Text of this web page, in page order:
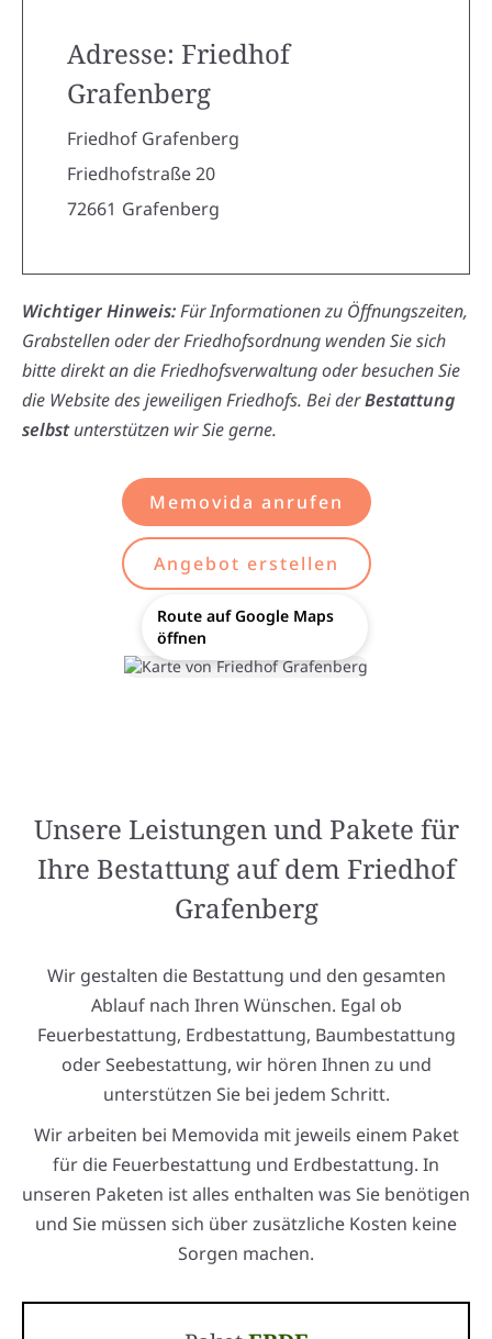
Adresse: Friedhof
Grafenberg
Friedhof Grafenberg
Friedhofstraße 20
72661 Grafenberg
Wichtiger Hinweis:Für Informationen zu Öffnungszeiten,
Grabstellen oder der Friedhofsordnung wenden Sie sich
bitte direkt an die Friedhofsverwaltung oder besuchen Sie
die Website des jeweiligen Friedhofs. Bei derBestattung
selbstunterstützen wir Sie gerne.
Memovida anrufen
Angebot erstellen
Route auf Google Maps
öffnen
Unsere Leistungen und Pakete für
Ihre Bestattung auf dem Friedhof
Grafenberg
Wir gestalten die Bestattung und den gesamten
Ablauf nach Ihren Wünschen. Egal ob
Feuerbestattung, Erdbestattung, Baumbestattung
oder Seebestattung, wir hören Ihnen zu und
unterstützen Sie bei jedem Schritt.
Wir arbeiten bei Memovida mit jeweils einem Paket
für die Feuerbestattung und Erdbestattung. In
unseren Paketen ist alles enthalten was Sie benötigen
und Sie müssen sich über zusätzliche Kosten keine
Sorgen machen.